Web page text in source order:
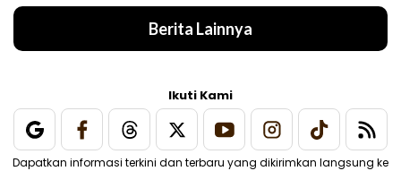
Berita Lainnya
Ikuti Kami
Dapatkan informasi terkini dan terbaru yang dikirimkan langsung ke